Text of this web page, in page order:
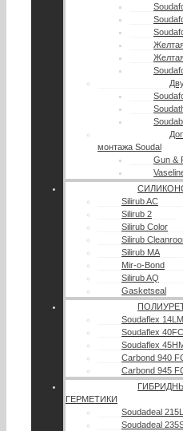
монтажа Soudal
Gun &
Silirub AC
Silirub 2
Silirub Color
Silirub
Silirub MA
Mir-o-Bond
Silirub AQ
Gasketseal
Soudaflex 14LM
Soudaflex 40FC
Soudaflex
Carbond 940
Carbond 945
ГЕРМЕТИКИ
Soudadeal
Soudadeal